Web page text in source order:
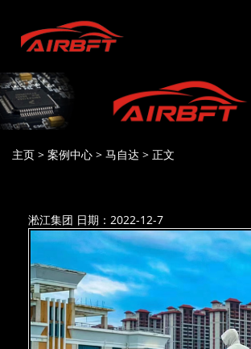
主页 > 案例中心 > 马自达 > 正文
淞江集团 日期：2022-12-7